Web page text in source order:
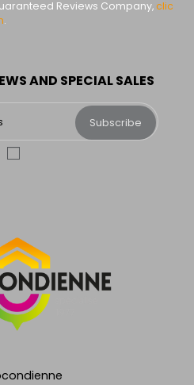
AND SPECIAL SALES
Subscribe
Reviews Company,clic
.